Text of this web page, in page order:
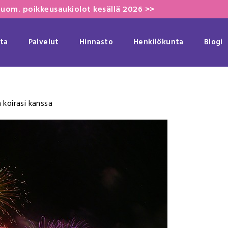
poikkeusaukiolot kesällä 2026 >>
Palvelut Hinnasto Henkilökunta Blogi
kanssa